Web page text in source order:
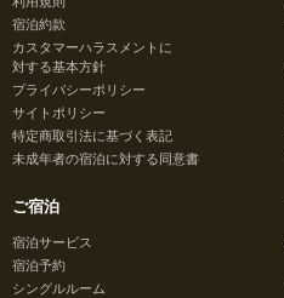
宿泊約款
カスタマーハラスメントに
対する基本方針
プライバシーポリシー
サイトポリシー
特定商取引法に基づく表記
未成年者の宿泊に対する同意書
ご宿泊
宿泊サービス
宿泊予約
シングルルーム